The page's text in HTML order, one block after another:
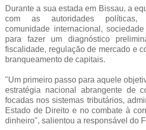
Durante a sua estada em Bissau, a
com as autoridades políticas,
comunidade internacional,
para fazer um diagnóstico
fiscalidade, regulação de mercado e
branqueamento de capitais.
"Um primeiro passo para aquele
estratégia nacional abrangente de
focadas nos sistemas tributários,
Estado de Direito e no combate à
dinheiro", salientou a responsável do